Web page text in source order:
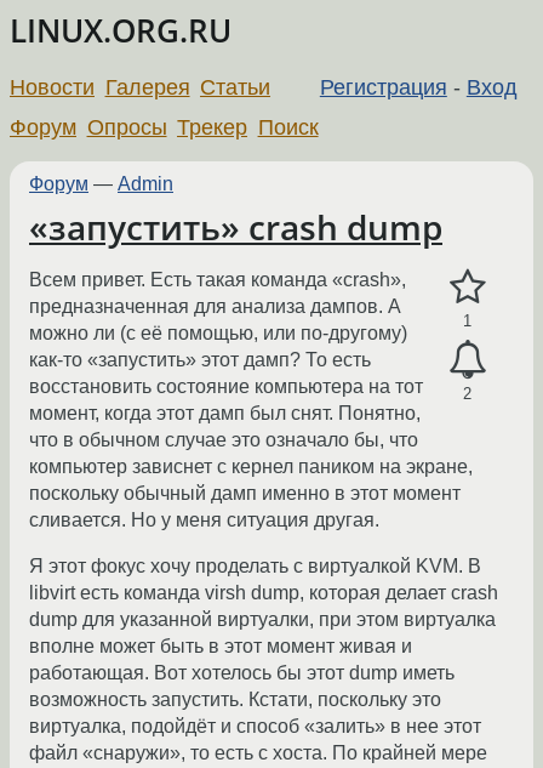
LINUX.ORG.RU
Регистрация - Вход
Новости Галерея Статьи
Форум Опросы Трекер Поиск
Форум — Admin
«запустить» crash dump
1
2
Всем привет. Есть такая команда «crash»,
предназначенная для анализа дампов. А
можно ли (с её помощью, или по-другому)
как-то «запустить» этот дамп? То есть
восстановить состояние компьютера на тот
момент, когда этот дамп был снят. Понятно,
что в обычном случае это означало бы, что
компьютер зависнет с кернел паником на экране,
поскольку обычный дамп именно в этот момент
сливается. Но у меня ситуация другая.
Я этот фокус хочу проделать с виртуалкой KVM. В
libvirt есть команда virsh dump, которая делает crash
dump для указанной виртуалки, при этом виртуалка
вполне может быть в этот момент живая и
работающая. Вот хотелось бы этот dump иметь
возможность запустить. Кстати, поскольку это
виртуалка, подойдёт и способ «залить» в нее этот
файл «снаружи», то есть с хоста. По крайней мере